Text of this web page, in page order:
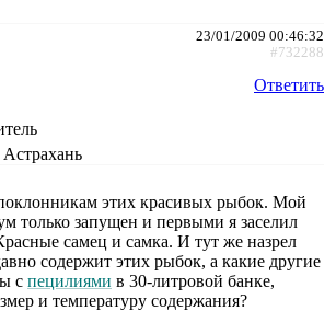
23/01/2009 00:46:32
#732288
Ответить
Астрахань
этих красивых рыбок. Мой
только запущен и первыми я заселил
самец и самка. И тут же назрел
содержит этих рыбок, а какие другие
с пецилиями в 30-литровой банке,
и температуру содержания?